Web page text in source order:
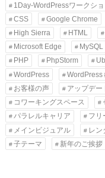
1Day-WordPressワークシ
CSS
Google Chrome
High Sierra
HTML
Microsoft Edge
MySQL
PHP
PhpStorm
WordPress
WordPress
お客様の声
アップデー
コワーキングスペース
パラレルキャリア
フリ
メインビジュアル
レン
子テーマ
新年のご挨拶